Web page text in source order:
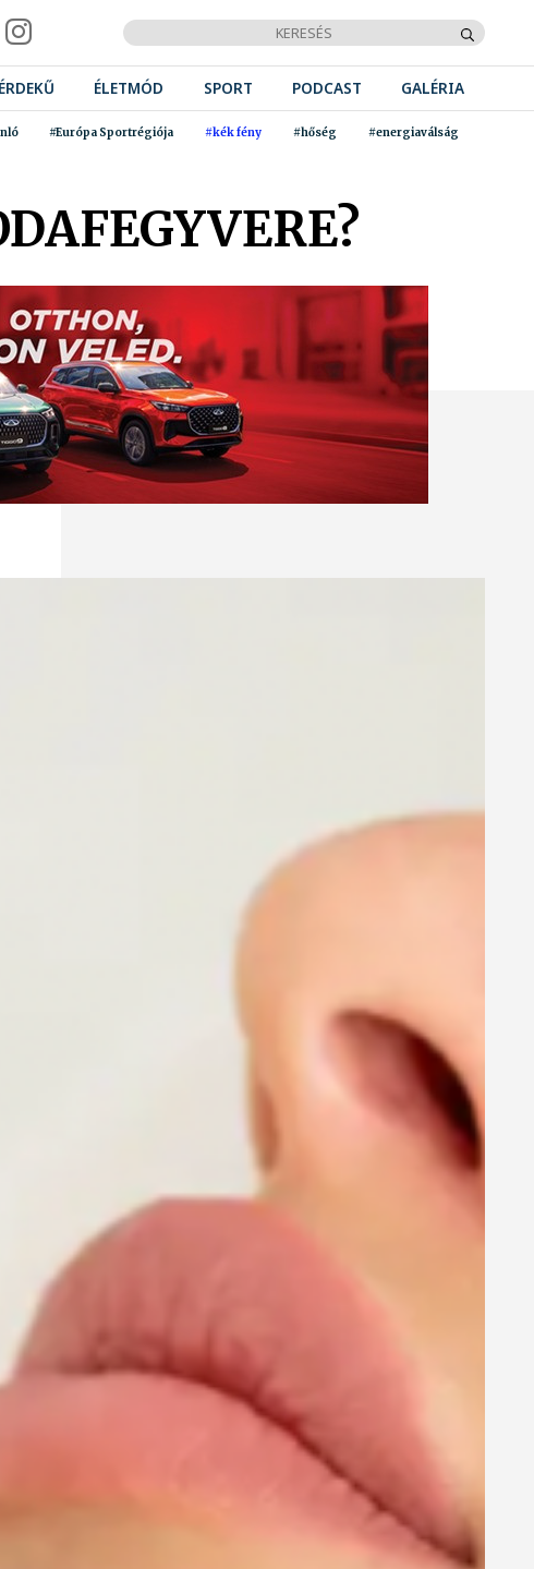
ÉLETMÓD SPORT PODCAST GALÉRIA
#Európa Sportrégiója #kék fény #hőség #energiaválság